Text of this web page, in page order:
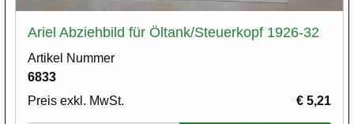
Ariel Abziehbild für Öltank/Steuerkopf 1926-32
Artikel Nummer
6833
Preis exkl. MwSt.
€ 5,21